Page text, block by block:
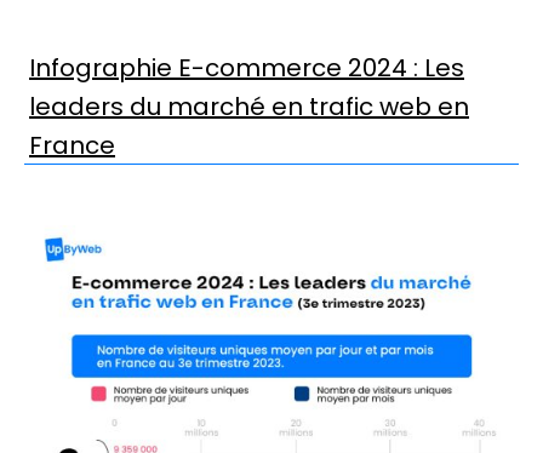
Infographie E-commerce 2024 : Les
leaders du marché en trafic web en
France